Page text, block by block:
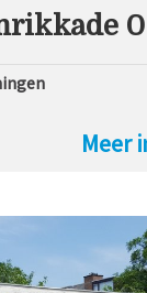
Meer